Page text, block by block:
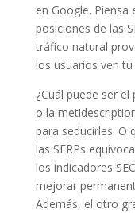
en Google. Piensa
posiciones de las
tráfico natural
los usuarios ven
¿Cuál puede ser
o la
para seducirles. O
las SERPs
los indicadores
mejorar
Además, el otro